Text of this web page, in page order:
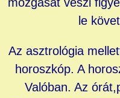
le
Az asztrológia
horoszkóp. A
Valóban. Az